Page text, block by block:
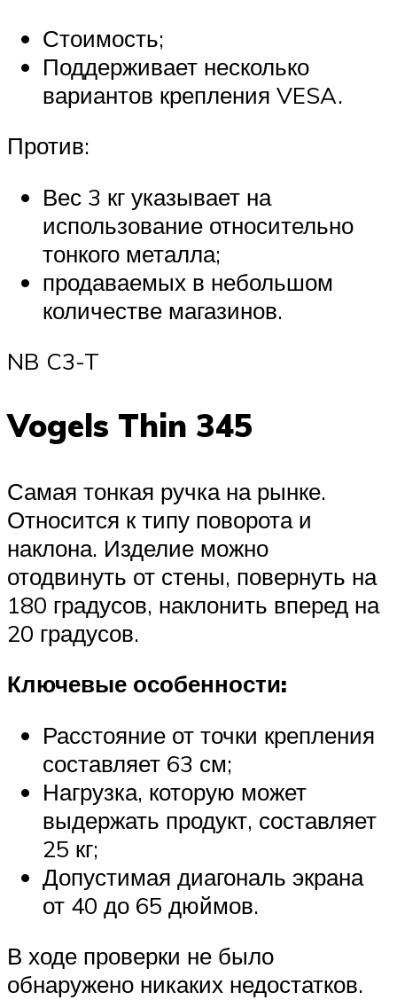
Стоимость;
Поддерживает несколько
вариантов крепления VESA.
Против:
Вес 3 кг указывает на
использование относительно
тонкого металла;
продаваемых в небольшом
количестве магазинов.
NB C3-T
Vogels Thin 345
Самая тонкая ручка на рынке.
Относится к типу поворота и
наклона. Изделие можно
отодвинуть от стены, повернуть на
180 градусов, наклонить вперед на
20 градусов.
Ключевые особенности:
Расстояние от точки крепления
составляет 63 см;
Нагрузка, которую может
выдержать продукт, составляет
25 кг;
Допустимая диагональ экрана
от 40 до 65 дюймов.
В ходе проверки не было
обнаружено никаких недостатков.